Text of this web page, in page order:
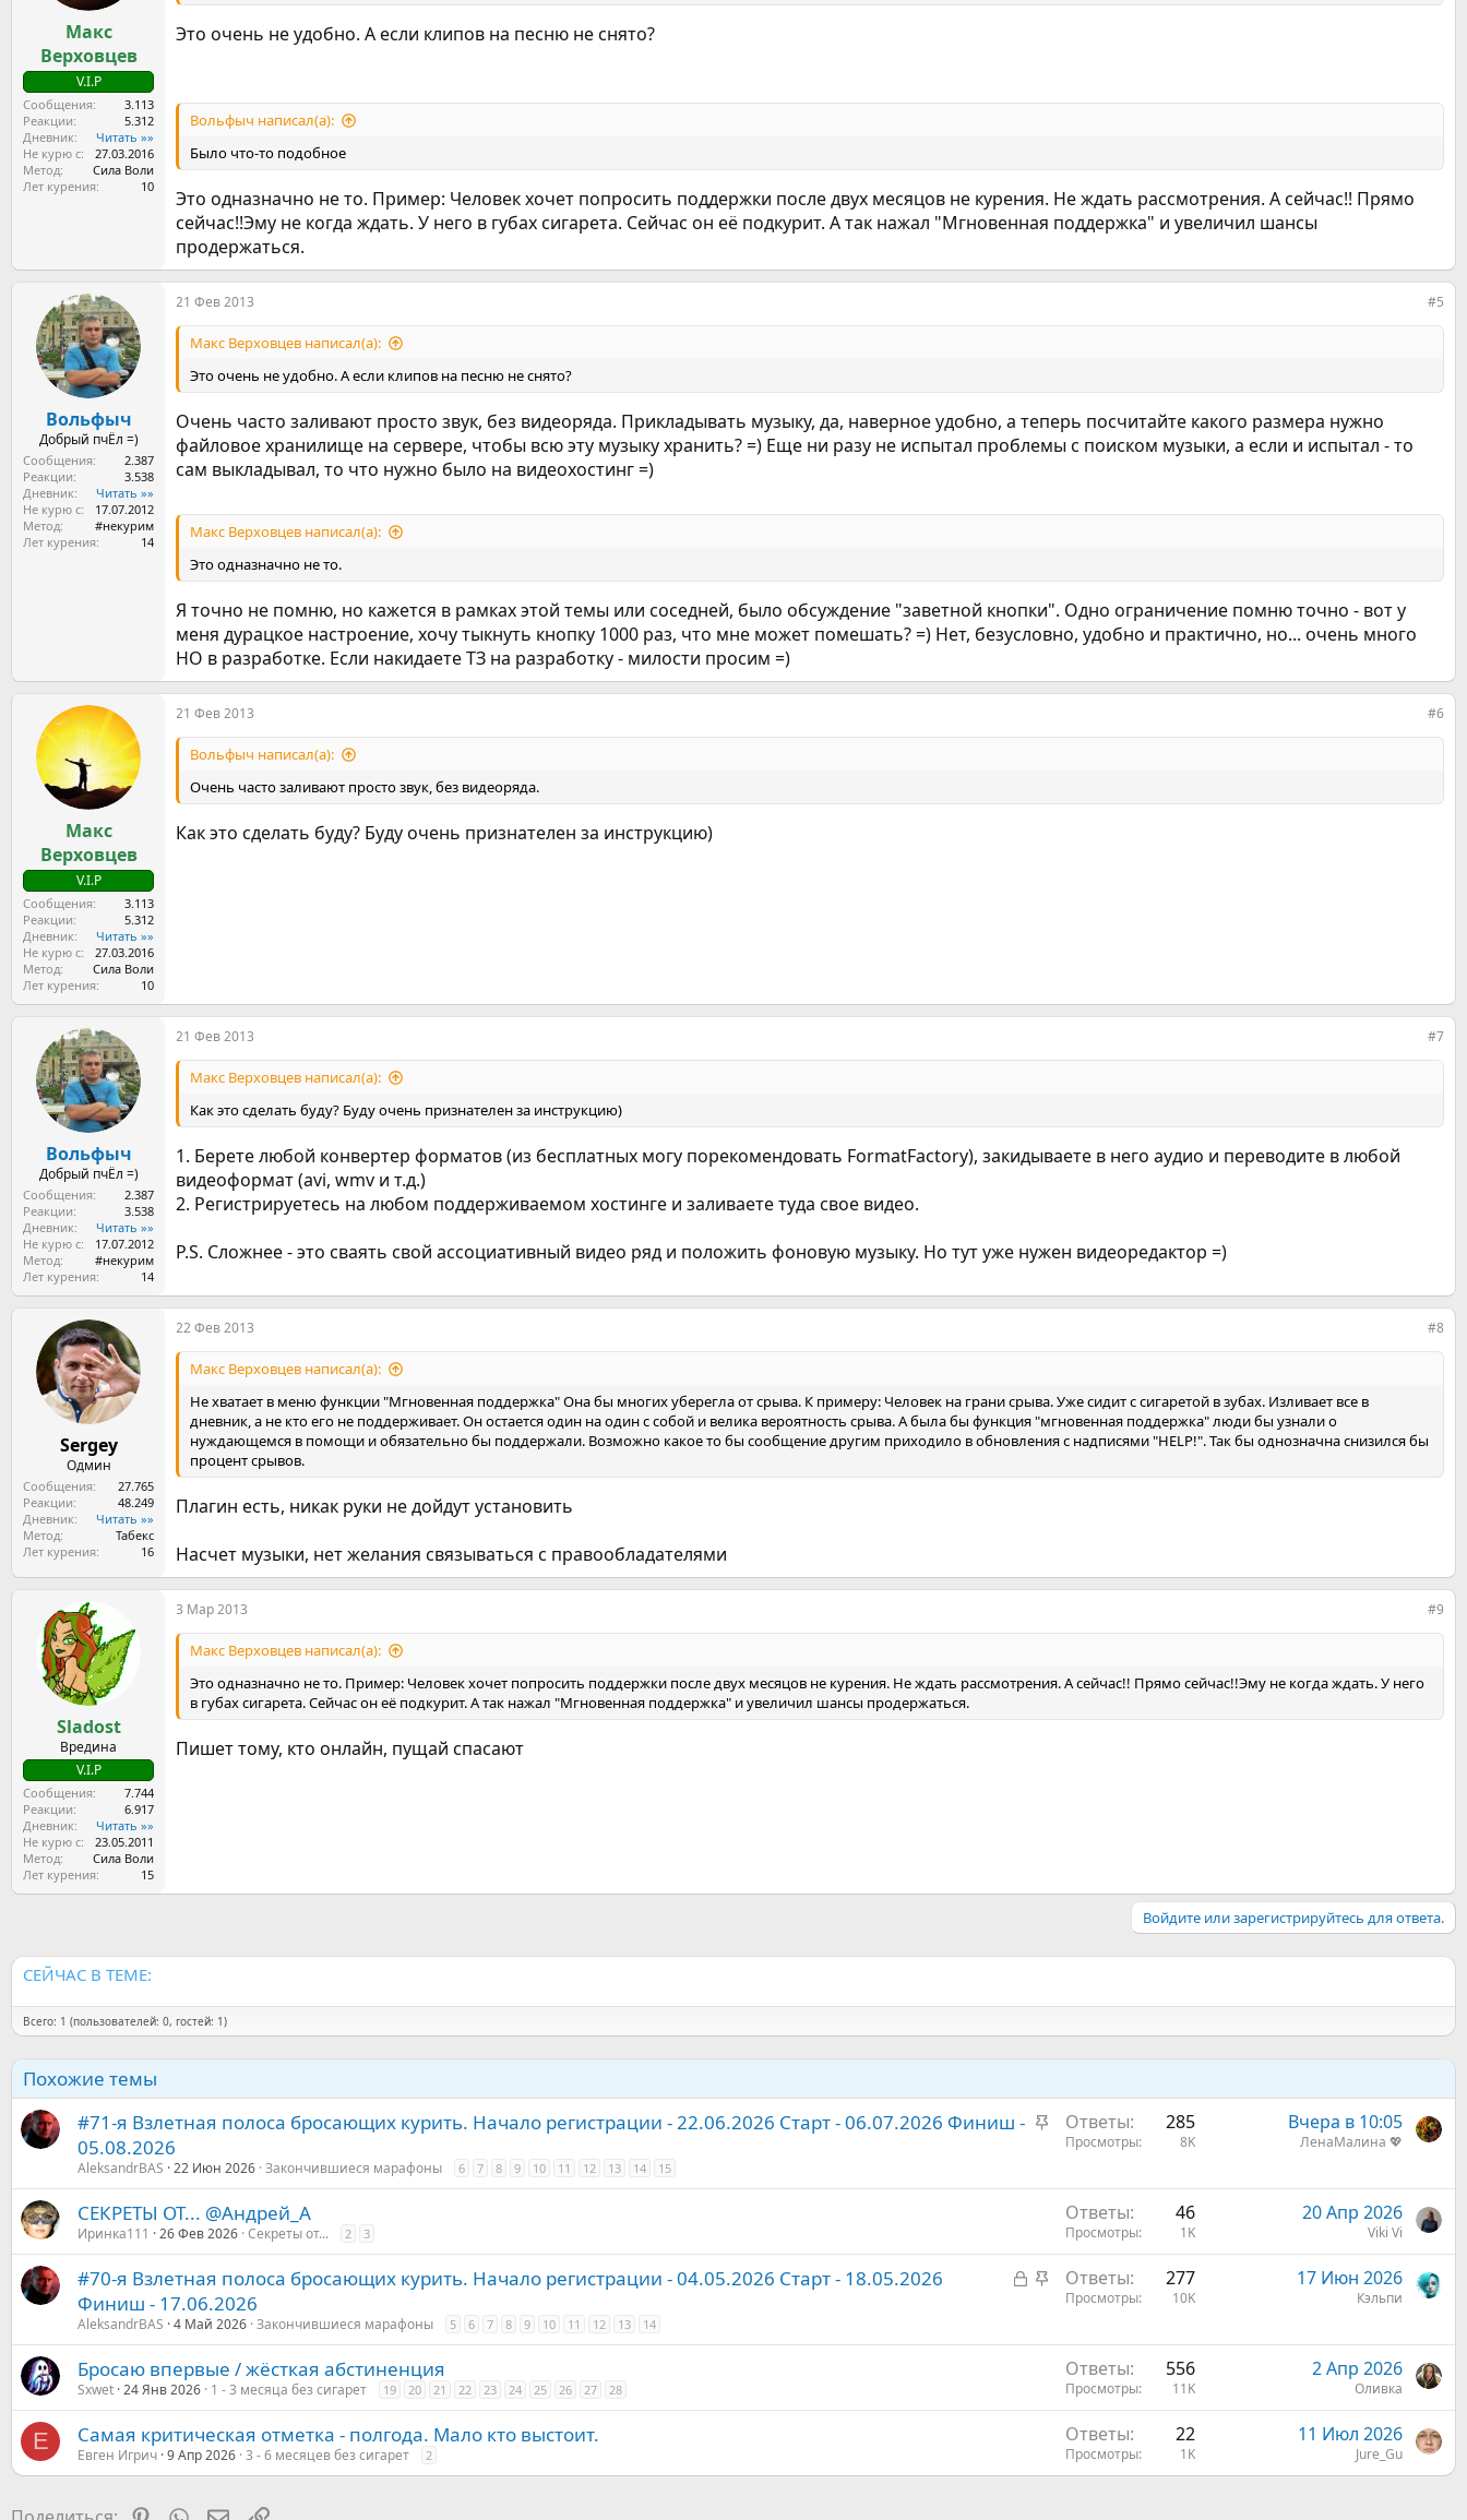
Макс
Верховцев
V.I.P
Сообщения
3.113
Реакции
5.312
Дневник
Читать »»
Не курю с
27.03.2016
Метод
Сила Воли
Лет курения
10
Это очень не удобно. А если клипов на песню не снято?
Вольфыч написал(а):
Было что-то подобное
Это одназначно не то. Пример: Человек хочет попросить поддержки после двух месяцов не курения. Не ждать рассмотрения. А сейчас!! Прямо
сейчас!!Эму не когда ждать. У него в губах сигарета. Сейчас он её подкурит. А так нажал "Мгновенная поддержка" и увеличил шансы
продержаться.
Вольфыч
Добрый пчЁл =)
Сообщения
2.387
Реакции
3.538
Дневник
Читать »»
Не курю с
17.07.2012
Метод
#некурим
Лет курения
14
21 Фев 2013 #5
Макс Верховцев написал(а):
Это очень не удобно. А если клипов на песню не снято?
Очень часто заливают просто звук, без видеоряда. Прикладывать музыку, да, наверное удобно, а теперь посчитайте какого размера нужно
файловое хранилище на сервере, чтобы всю эту музыку хранить? =) Еще ни разу не испытал проблемы с поиском музыки, а если и испытал - то
сам выкладывал, то что нужно было на видеохостинг =)
Макс Верховцев написал(а):
Это одназначно не то.
Я точно не помню, но кажется в рамках этой темы или соседней, было обсуждение "заветной кнопки". Одно ограничение помню точно - вот у
меня дурацкое настроение, хочу тыкнуть кнопку 1000 раз, что мне может помешать? =) Нет, безусловно, удобно и практично, но... очень много
НО в разработке. Если накидаете ТЗ на разработку - милости просим =)
Макс
Верховцев
V.I.P
Сообщения
3.113
Реакции
5.312
Дневник
Читать »»
Не курю с
27.03.2016
Метод
Сила Воли
Лет курения
10
21 Фев 2013 #6
Вольфыч написал(а):
Очень часто заливают просто звук, без видеоряда.
Как это сделать буду? Буду очень признателен за инструкцию)
Вольфыч
Добрый пчЁл =)
Сообщения
2.387
Реакции
3.538
Дневник
Читать »»
Не курю с
17.07.2012
Метод
#некурим
Лет курения
14
21 Фев 2013 #7
Макс Верховцев написал(а):
Как это сделать буду? Буду очень признателен за инструкцию)
1. Берете любой конвертер форматов (из бесплатных могу порекомендовать FormatFactory), закидываете в него аудио и переводите в любой
видеоформат (avi, wmv и т.д.)
2. Регистрируетесь на любом поддерживаемом хостинге и заливаете туда свое видео.
P.S. Сложнее - это сваять свой ассоциативный видео ряд и положить фоновую музыку. Но тут уже нужен видеоредактор =)
Sergey
Одмин
Сообщения
27.765
Реакции
48.249
Дневник
Читать »»
Метод
Табекс
Лет курения
16
22 Фев 2013 #8
Макс Верховцев написал(а):
Не хватает в меню функции "Мгновенная поддержка" Она бы многих уберегла от срыва. К примеру: Человек на грани срыва. Уже сидит с сигаретой в зубах. Изливает все в
дневник, а не кто его не поддерживает. Он остается один на один с собой и велика вероятность срыва. А была бы функция "мгновенная поддержка" люди бы узнали о
нуждающемся в помощи и обязательно бы поддержали. Возможно какое то бы сообщение другим приходило в обновления с надписями "HELP!". Так бы однозначна снизился бы
процент срывов.
Плагин есть, никак руки не дойдут установить
Насчет музыки, нет желания связываться с правообладателями
Sladost
Вредина
V.I.P
Сообщения
7.744
Реакции
6.917
Дневник
Читать »»
Не курю с
23.05.2011
Метод
Сила Воли
Лет курения
15
3 Мар 2013 #9
Макс Верховцев написал(а):
Это одназначно не то. Пример: Человек хочет попросить поддержки после двух месяцов не курения. Не ждать рассмотрения. А сейчас!! Прямо сейчас!!Эму не когда ждать. У него
в губах сигарета. Сейчас он её подкурит. А так нажал "Мгновенная поддержка" и увеличил шансы продержаться.
Пишет тому, кто онлайн, пущай спасают
Войдите или зарегистрируйтесь для ответа.
СЕЙЧАС В ТЕМЕ:
Всего: 1 (пользователей: 0, гостей: 1)
Похожие темы
З
р
е
#71-я Взлетная полоса бросающих курить. Начало регистрации - 22.06.2026 Старт - 06.07.2026 Финиш -
05.08.2026
AleksandrBАS 22 Июн 2026 Закончившиеся марафоны 6 7 8 9 10 11 12 13 14 15
Ответы 285
Просмотры 8K
Вчера в 10:05
ЛенаМалина 💖
СЕКРЕТЫ ОТ... @Андрей_А
Иринка111 26 Фев 2026 Секреты от... 2 3
Ответы 46
Просмотры 1K
20 Апр 2026
Viki Vi
З
р
З
р
#70-я Взлетная полоса бросающих курить. Начало регистрации - 04.05.2026 Старт - 18.05.2026
Финиш - 17.06.2026
AleksandrBАS 4 Май 2026 Закончившиеся марафоны 5 6 7 8 9 10 11 12 13 14
Ответы 277
Просмотры 10K
17 Июн 2026
Кэльпи
Бросаю впервые / жёсткая абстиненция
Sxwet 24 Янв 2026 1 - 3 месяца без сигарет 19 20 21 22 23 24 25 26 27 28
Ответы 556
Просмотры 11K
2 Апр 2026
Оливка
Е Самая критическая отметка - полгода. Мало кто выстоит.
Евген Игрич 9 Апр 2026 3 - 6 месяцев без сигарет 2
Ответы 22
Просмотры 1K
11 Июл 2026
Jure_Gu
PinterestWhatsApp
Электронная почта
Ссылка